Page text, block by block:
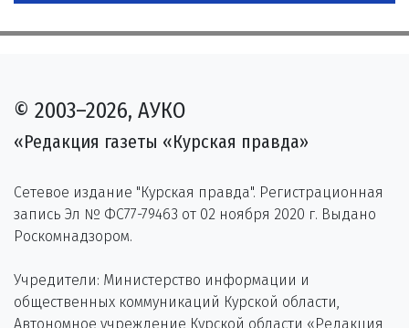
© 2003–2026, АУКО
«Редакция газеты «Курская правда»
Сетевое издание "Курская правда". Регистрационная
запись Эл № ФС77-79463 от 02 ноября 2020 г. Выдано
Роскомнадзором.
Учредители: Министерство информации и
общественных коммуникаций Курской области,
Автономное учреждение Курской области «Редакция